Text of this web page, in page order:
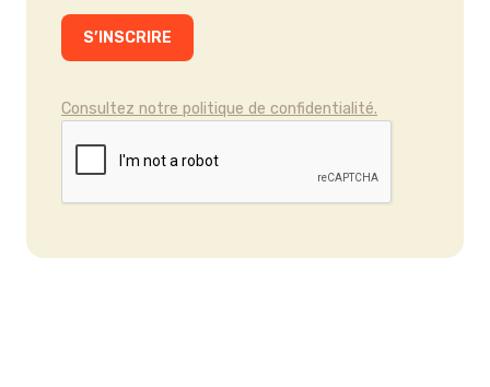
Consultez notre politique de confidentialité.